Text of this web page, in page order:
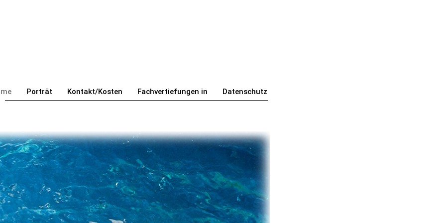
Porträt Kontakt/Kosten Fachvertiefungen in Datenschutz